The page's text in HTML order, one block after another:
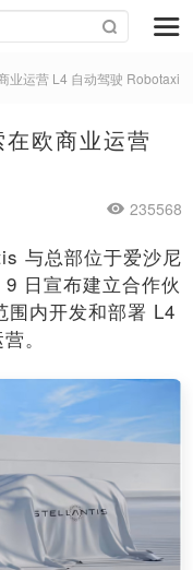
业运营 L4 自动驾驶 Robotaxi
欧商业运营
235568
与总部位于爱沙尼
日宣布建立合作伙
围内开发和部署 L4
。